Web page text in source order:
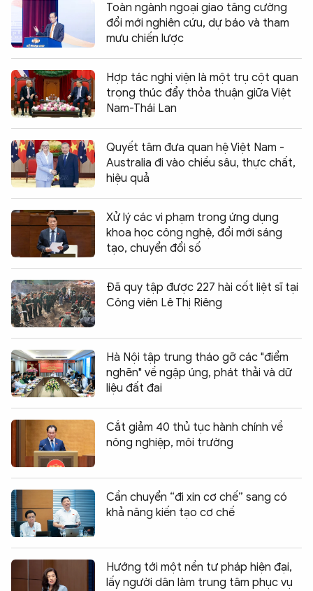
Toàn ngành ngoại giao tăng cường
đổi mới nghiên cứu, dự báo và tham
mưu chiến lược
Hợp tác nghị viện là một trụ cột quan
trọng thúc đẩy thỏa thuận giữa Việt
Nam-Thái Lan
Quyết tâm đưa quan hệ Việt Nam -
Australia đi vào chiều sâu, thực chất,
hiệu quả
Xử lý các vi phạm trong ứng dụng
khoa học công nghệ, đổi mới sáng
tạo, chuyển đổi số
Đã quy tập được 227 hài cốt liệt sĩ tại
Công viên Lê Thị Riêng
Hà Nội tập trung tháo gỡ các "điểm
nghẽn" về ngập úng, phát thải và dữ
liệu đất đai
Cắt giảm 40 thủ tục hành chính về
nông nghiệp, môi trường
Cần chuyển “đi xin cơ chế” sang có
khả năng kiến tạo cơ chế
Hướng tới một nền tư pháp hiện đại,
lấy người dân làm trung tâm phục vụ